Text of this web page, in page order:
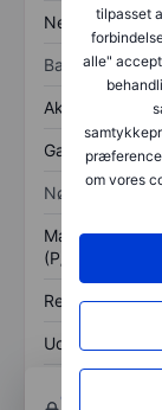
tilpasset
alle"
om vores
Nettoresultat
Balance
Aktiver i alt
Gæld
Nøgletal
(P/S)
Resultat pr.
Udbytte pr.
Afkast af
Opret konto